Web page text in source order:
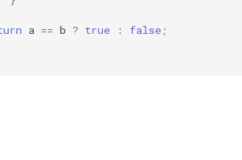
a == b ? true : false ;